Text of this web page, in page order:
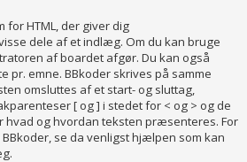
for HTML, der giver dig
dele af et indlæg. Om du kan bruge
af boardet afgør. Du kan også
pr. emne. BBkoder skrives på samme
omsluttes af et start- og sluttag,
[ og ] i stedet for < og > og de
hvad og hvordan teksten præsenteres. For
se da venligst hjælpen som kan